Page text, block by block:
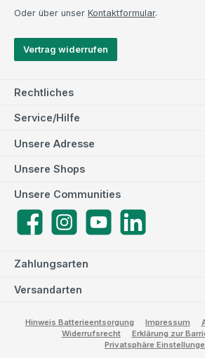
Oder über unser Kontaktformular.
Vertrag widerrufen
Rechtliches
Service/Hilfe
Zahlungsarten
Versandarten
Unsere Adresse
Unsere Communities
FacebookInstagramYouTube
Unsere Shops
Hinweis Batterieentsorgung Impressum
Widerrufsrecht
Erklärung zur
Privatsphäre